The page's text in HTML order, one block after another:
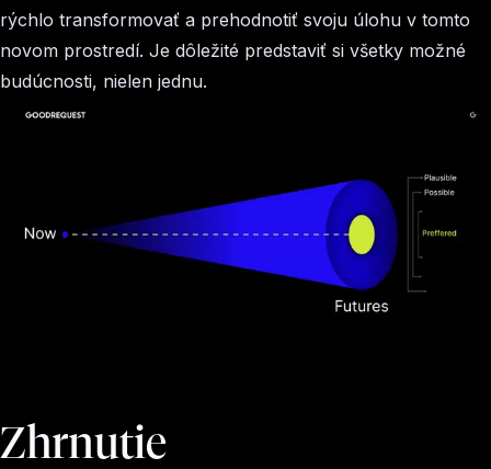
rýchlo transformovať a prehodnotiť svoju úlohu v tomto
novom prostredí. Je dôležité predstaviť si všetky možné
budúcnosti, nielen jednu.
Zhrnutie